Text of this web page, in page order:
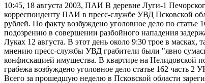
10:45, 18 августа 2003, ПАИ В деревне Луги-1
корреспонденту ПАИ в пресс-службе УВД Псковской
рублей. По факту возбуждено уголовное дело по
подозрению в совершении разбойного нападения
Луках 12 августа. В этот день около 9:30 трое в
мнению пресс-службы УВД грабители были "явно
конфискацией имущества. В квартире на Нелидовской
грабежа возбуждено уголовное дело статье 162 часть
Всего за прошедшую неделю в Псковской области